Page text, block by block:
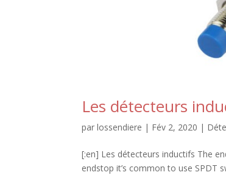
Les détecteurs
parlossendiere | Fév 2, 2020 |
[:en] Les détecteurs inductifs The
endstop it’s common to use